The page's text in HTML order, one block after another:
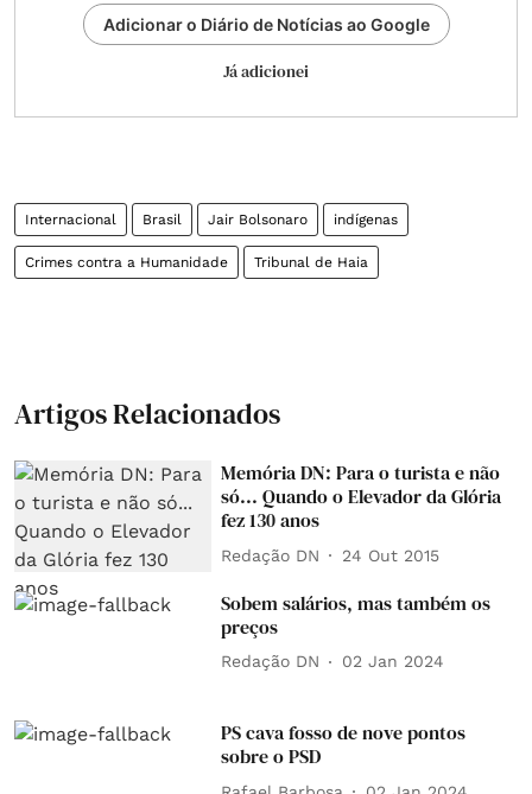
Adicionar o Diário de Notícias ao Google
Já adicionei
Internacional Brasil Jair Bolsonaro indígenas
Crimes contra a Humanidade Tribunal de Haia
Artigos Relacionados
Memória DN: Para o turista e não
só... Quando o Elevador da Glória
fez 130 anos
Redação DN 24 Out 2015
Sobem salários, mas também os
preços
Redação DN 02 Jan 2024
PS cava fosso de nove pontos
sobre o PSD